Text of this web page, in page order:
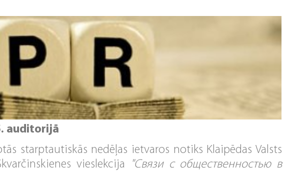
auditorijā
starptautiskās nedēļas ietvaros notiks Klaipēdas Valsts
vieslekcija
"Связи с общественностью в